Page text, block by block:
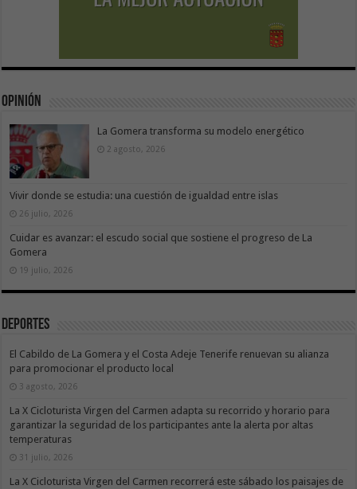
Opinión
La Gomera transforma su modelo energético
2 agosto, 2026
Vivir donde se estudia: una cuestión de igualdad entre islas
26 julio, 2026
Cuidar es avanzar: el escudo social que sostiene el progreso de La
Gomera
19 julio, 2026
Deportes
El Cabildo de La Gomera y el Costa Adeje Tenerife renuevan su alianza
para promocionar el producto local
3 agosto, 2026
La X Cicloturista Virgen del Carmen adapta su recorrido y horario para
garantizar la seguridad de los participantes ante la alerta por altas
temperaturas
31 julio, 2026
La X Cicloturista Virgen del Carmen recorrerá este sábado los paisajes de